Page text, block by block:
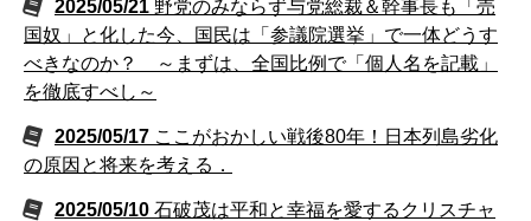
2025/05/21 野党のみならず与党総裁＆幹事長も「売
国奴」と化した今、国民は「参議院選挙」で一体どうす
べきなのか？ ～まずは、全国比例で「個人名を記載」
を徹底すべし～
2025/05/17 ここがおかしい戦後80年！日本列島劣化
の原因と将来を考える．
2025/05/10 石破茂は平和と幸福を愛するクリスチャ